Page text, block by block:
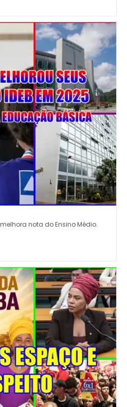
melhora nota do Ensino Médio.